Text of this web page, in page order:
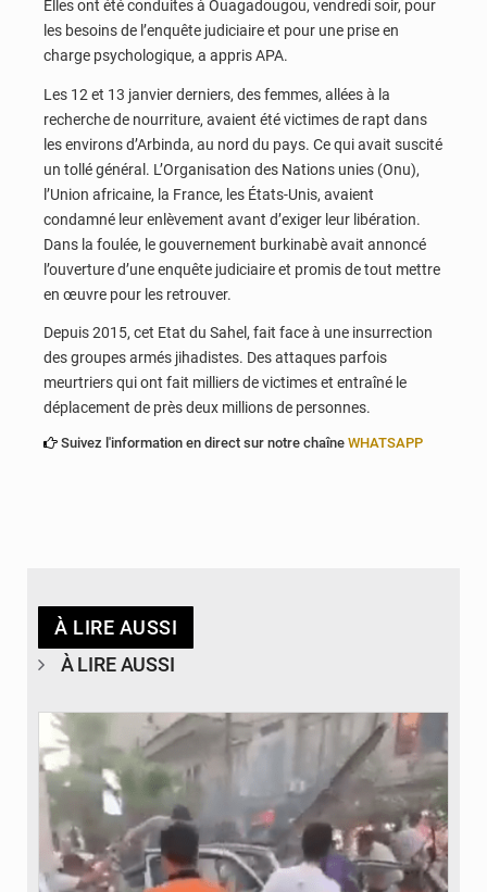
Elles ont été conduites à Ouagadougou, vendredi soir, pour
les besoins de l’enquête judiciaire et pour une prise en
charge psychologique, a appris APA.
Les 12 et 13 janvier derniers, des femmes, allées à la
recherche de nourriture, avaient été victimes de rapt dans
les environs d’Arbinda, au nord du pays. Ce qui avait suscité
un tollé général. L’Organisation des Nations unies (Onu),
l’Union africaine, la France, les États-Unis, avaient
condamné leur enlèvement avant d’exiger leur libération.
Dans la foulée, le gouvernement burkinabè avait annoncé
l’ouverture d’une enquête judiciaire et promis de tout mettre
en œuvre pour les retrouver.
Depuis 2015, cet Etat du Sahel, fait face à une insurrection
des groupes armés jihadistes. Des attaques parfois
meurtriers qui ont fait milliers de victimes et entraîné le
déplacement de près deux millions de personnes.
Suivez l'information en direct sur notre chaîne WHATSAPP
À LIRE AUSSI
À LIRE AUSSI